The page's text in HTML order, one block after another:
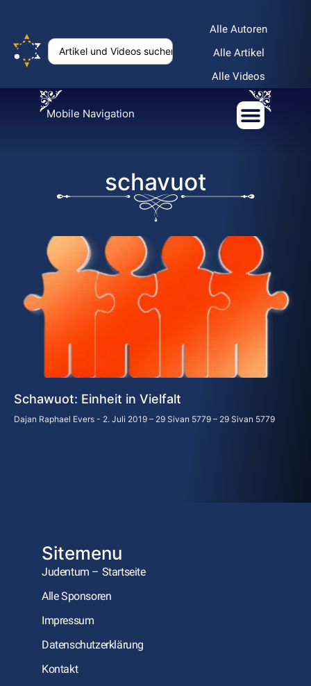
Alle Autoren
Alle Artikel
Alle Videos
Mobile Navigation
schavuot
Schawuot: Einheit in Vielfalt
Dajan Raphael Evers 2. Juli 2019 – 29 Sivan 5779 – 29 Sivan 5779
Sitemenu
Judentum – Startseite
Alle Sponsoren
Impressum
Datenschutzerklärung
Kontakt